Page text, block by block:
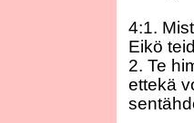
4:1.
Eikö
2. Te
ettekä